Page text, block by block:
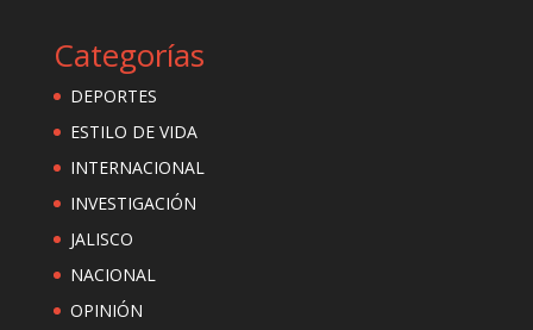
Categorías
DEPORTES
ESTILO DE VIDA
INTERNACIONAL
INVESTIGACIÓN
JALISCO
NACIONAL
OPINIÓN